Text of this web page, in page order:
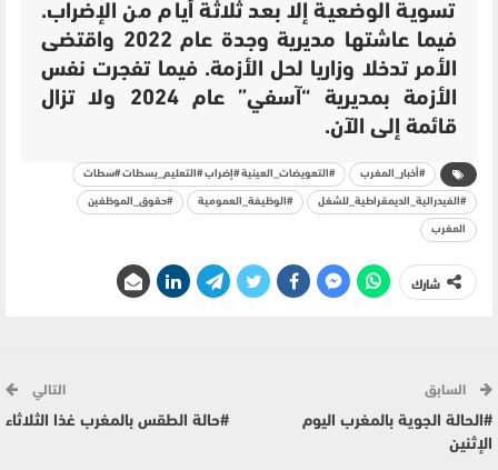
تسوية الوضعية إلا بعد ثلاثة أيام من الإضراب.
فيما عاشتها مديرية
وجدة عام 2022 واقتضى
الأمر تدخلا وزاريا لحل الأزمة. فيما تفجرت نفس
الأزمة بمديرية “آسفي” عام
2024 ولا تزال
قائمة إلى الآن.
#أخبار_المغرب #التعويضات_العينية #إضراب #التعليم_بسطات #سطات
#الفيدرالية_الديمقراطية_للشغل #الوظيفة_العمومية #حقوق_الموظفين
المغرب
شارك
السابق
#الحالة الجوية بالمغرب اليوم
الإثنين
التالي
#حالة الطقس بالمغرب غذا الثلاثاء